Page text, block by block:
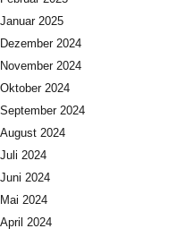
Januar 2025
Dezember 2024
November 2024
Oktober 2024
September 2024
August 2024
Juli 2024
Juni 2024
Mai 2024
April 2024